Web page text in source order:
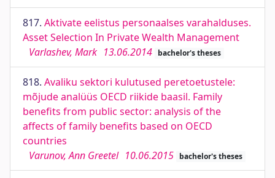
817. Aktivate eelistus personaalses varahalduses.
Asset Selection In Private Wealth Management
Varlashev, Mark 13.06.2014 bachelor's theses
818. Avaliku sektori kulutused peretoetustele:
mõjude analüüs OECD riikide baasil. Family
benefits from public sector: analysis of the
affects of family benefits based on OECD
countries
Varunov, Ann Greetel 10.06.2015 bachelor's theses